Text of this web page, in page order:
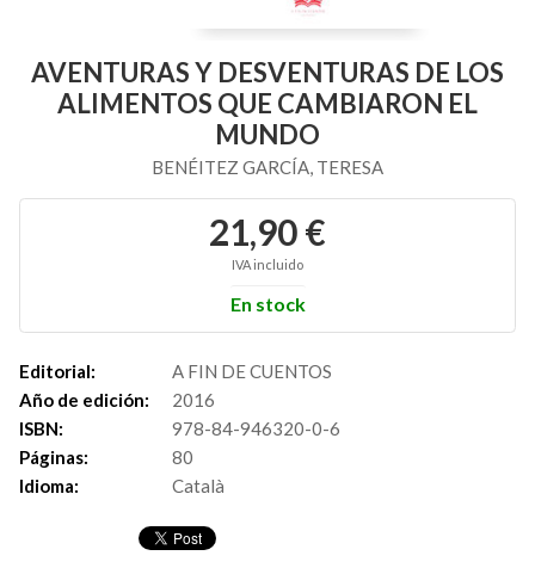
AVENTURAS Y DESVENTURAS DE LOS
ALIMENTOS QUE CAMBIARON EL
MUNDO
BENÉITEZ GARCÍA, TERESA
21,90 €
IVA incluido
En stock
Editorial:
A FIN DE CUENTOS
Año de edición:
2016
ISBN:
978-84-946320-0-6
Páginas:
80
Idioma:
Català